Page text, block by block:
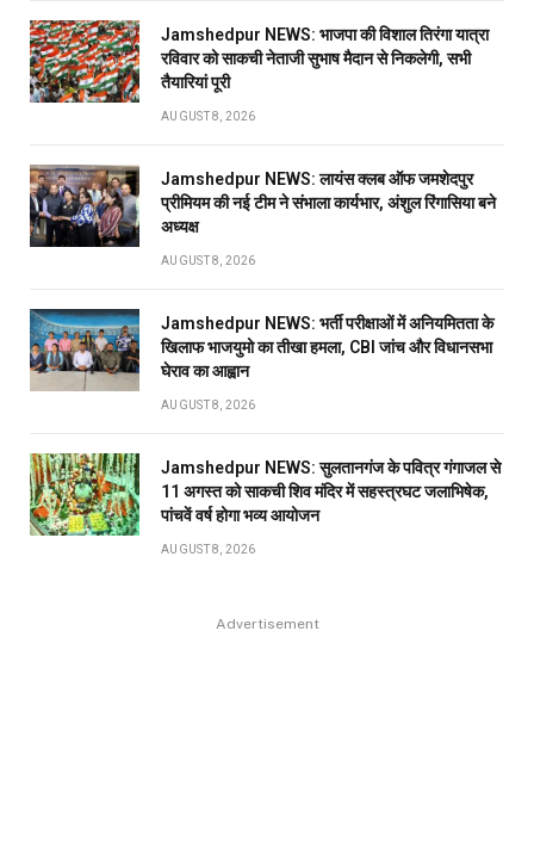
Jamshedpur NEWS: भाजपा की विशाल तिरंगा यात्रा
रविवार को साकची नेताजी सुभाष मैदान से निकलेगी, सभी
तैयारियां पूरी
AUGUST 8, 2026
Jamshedpur NEWS: लायंस क्लब ऑफ जमशेदपुर
प्रीमियम की नई टीम ने संभाला कार्यभार, अंशुल रिंगासिया बने
अध्यक्ष
AUGUST 8, 2026
Jamshedpur NEWS: भर्ती परीक्षाओं में अनियमितता के
खिलाफ भाजयुमो का तीखा हमला, CBI जांच और विधानसभा
घेराव का आह्वान
AUGUST 8, 2026
Jamshedpur NEWS: सुलतानगंज के पवित्र गंगाजल से
11 अगस्त को साकची शिव मंदिर में सहस्त्रघट जलाभिषेक,
पांचवें वर्ष होगा भव्य आयोजन
AUGUST 8, 2026
Advertisement